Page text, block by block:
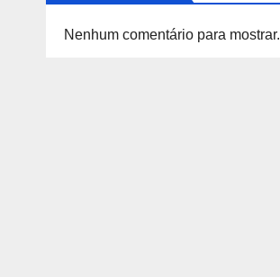
Nenhum comentário para mostrar.